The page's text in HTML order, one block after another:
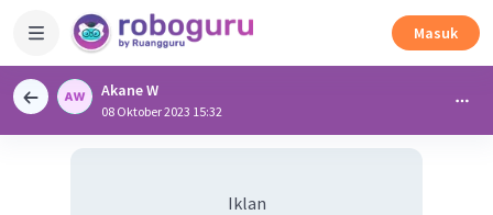
Masuk
Akane W
08 Oktober 2023 15:32
Iklan